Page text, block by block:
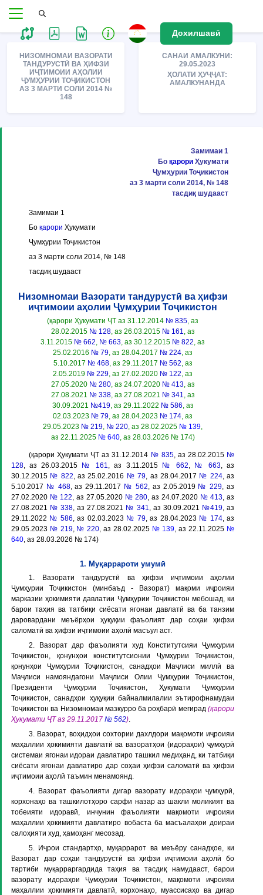
Дохилшавӣ
НИЗОМНОМАИ ВАЗОРАТИ
ТАНДУРУСТӢ ВА ҲИФЗИ
ИҶТИМОИИ АҲОЛИИ
ҶУМҲУРИИ ТОҶИКИСТОН
АЗ 3 МАРТИ СОЛИ 2014 №
148
САНАИ АМАЛКУНИ:
29.05.2023
ҲОЛАТИ ҲУҶҶАТ:
АМАЛКУНАНДА
Замимаи 1
Бо қарори Ҳукумати
Ҷумҳурии Тоҷикистон
аз 3 марти соли 2014, № 148
тасдиқ шудааст
Замимаи 1
Бо қарори Ҳукумати
Ҷумҳурии Тоҷикистон
аз 3 марти соли 2014, № 148
тасдиқ шудааст
Низомномаи Вазорати тандурустӣ ва ҳифзи
иҷтимоии аҳолии Ҷумҳурии Тоҷикистон
(қарори Ҳукумати ҶТ аз 31.12.2014 № 835, аз
28.02.2015 № 128, аз 26.03.2015 № 161, аз
3.11.2015 № 662, № 663, аз 30.12.2015 № 822, аз
25.02.2016 № 79, аз 28.04.2017 № 224, аз
5.10.2017 № 468, аз 29.11.2017 № 562, аз
2.05.2019 № 229, аз 27.02.2020 № 122, аз
27.05.2020 № 280, аз 24.07.2020 № 413, аз
27.08.2021 № 338, аз 27.08.2021 № 341, аз
30.09.2021 №419, аз 29.11.2022 № 586, аз
02.03.2023 № 79, аз 28.04.2023 № 174, аз
29.05.2023 № 219, № 220, аз 28.02.2025 № 139,
аз 22.11.2025 № 640, аз 28.03.2026 № 174)
(қарори Ҳукумати ҶТ аз 31.12.2014 № 835, аз 28.02.2015 №
128, аз 26.03.2015 № 161, аз 3.11.2015 № 662, № 663, аз
30.12.2015 № 822, аз 25.02.2016 № 79, аз 28.04.2017 № 224, аз
5.10.2017 № 468, аз 29.11.2017 № 562, аз 2.05.2019 № 229, аз
27.02.2020 № 122, аз 27.05.2020 № 280, аз 24.07.2020 № 413, аз
27.08.2021 № 338, аз 27.08.2021 № 341, аз 30.09.2021 №419, аз
29.11.2022 № 586, аз 02.03.2023 № 79, аз 28.04.2023 № 174, аз
29.05.2023 № 219, № 220, аз 28.02.2025 № 139, аз 22.11.2025 №
640, аз 28.03.2026 № 174)
1. Муқаррароти умумӣ
1. Вазорати тандурустӣ ва ҳифзи иҷтимоии аҳолии
Ҷумҳурии Тоҷикистон (минбаъд -
Вазорат) мақоми иҷроияи
марказии ҳокимияти давлатии Ҷумҳурии Тоҷикистон мебошад, ки
барои таҳия ва татбиқи сиёсати ягонаи давлатӣ ва ба танзим
даровардани меъёрҳои ҳуқуқии фаъолият дар соҳаи ҳифзи
саломатӣ ва ҳифзи иҷтимоии аҳолӣ масъул аст.
2. Вазорат дар фаъолияти худ Конститутсияи Ҷумҳурии
Тоҷикистон, қонунҳои конститутсионии Ҷумҳурии Тоҷикистон,
қонунҳои Ҷумҳурии Тоҷикистон, санадҳои Маҷлиси миллӣ ва
Маҷлиси намояндагони Маҷлиси Олии Ҷумҳурии Тоҷикистон,
Президенти Ҷумҳурии Тоҷикистон, Ҳукумати Ҷумҳурии
Тоҷикистон, санадҳои ҳуқуқии байналмилалии эътирофнамудаи
Тоҷикистон ва Низомномаи мазкурро ба роҳбарӣ мегирад (қарори
Ҳукумати ҶТ аз 29.11.2017 № 562).
3. Вазорат, воҳидҳои сохтории дахлдори мақомоти иҷроияи
маҳаллии ҳокимияти давлатӣ ва вазоратҳои (идораҳои) ҷумҳурӣ
системаи ягонаи идораи давлатиро ташкил медиҳанд, ки татбиқи
сиёсати ягонаи давлатиро дар соҳаи ҳифзи саломатӣ ва ҳифзи
иҷтимоии аҳолӣ таъмин менамоянд.
4. Вазорат фаъолияти дигар вазорату идораҳои ҷумҳурӣ,
корхонаҳо ва ташкилотҳоро сарфи назар аз шакли моликият ва
тобеияти идоравӣ, инчунин фаъолияти мақомоти иҷроияи
маҳаллии ҳокимияти давлатиро вобаста ба масъалаҳои доираи
салоҳияти худ, ҳамоҳанг месозад.
5. Иҷрои стандартҳо, муқаррарот ва меъёру санадҳое, ки
Вазорат дар соҳаи тандурустӣ ва ҳифзи иҷтимоии аҳолӣ бо
тартиби муқарраргардида таҳия ва тасдиқ намудааст, барои
вазорату идораҳои Ҷумҳурии Тоҷикистон, мақомоти иҷроияи
маҳаллии ҳокимияти давлатӣ, корхонаҳо, муассисаҳо ва дигар